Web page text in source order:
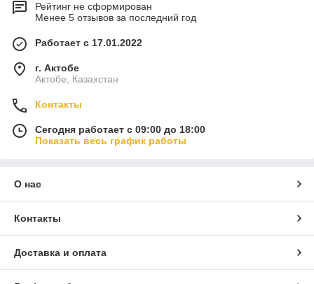
Рейтинг не сформирован
Менее 5 отзывов за последний год
Работает с 17.01.2022
г. Актобе
Актобе, Казахстан
Контакты
Сегодня работает с 09:00 до 18:00
Показать весь график работы
О нас
Контакты
Доставка и оплата